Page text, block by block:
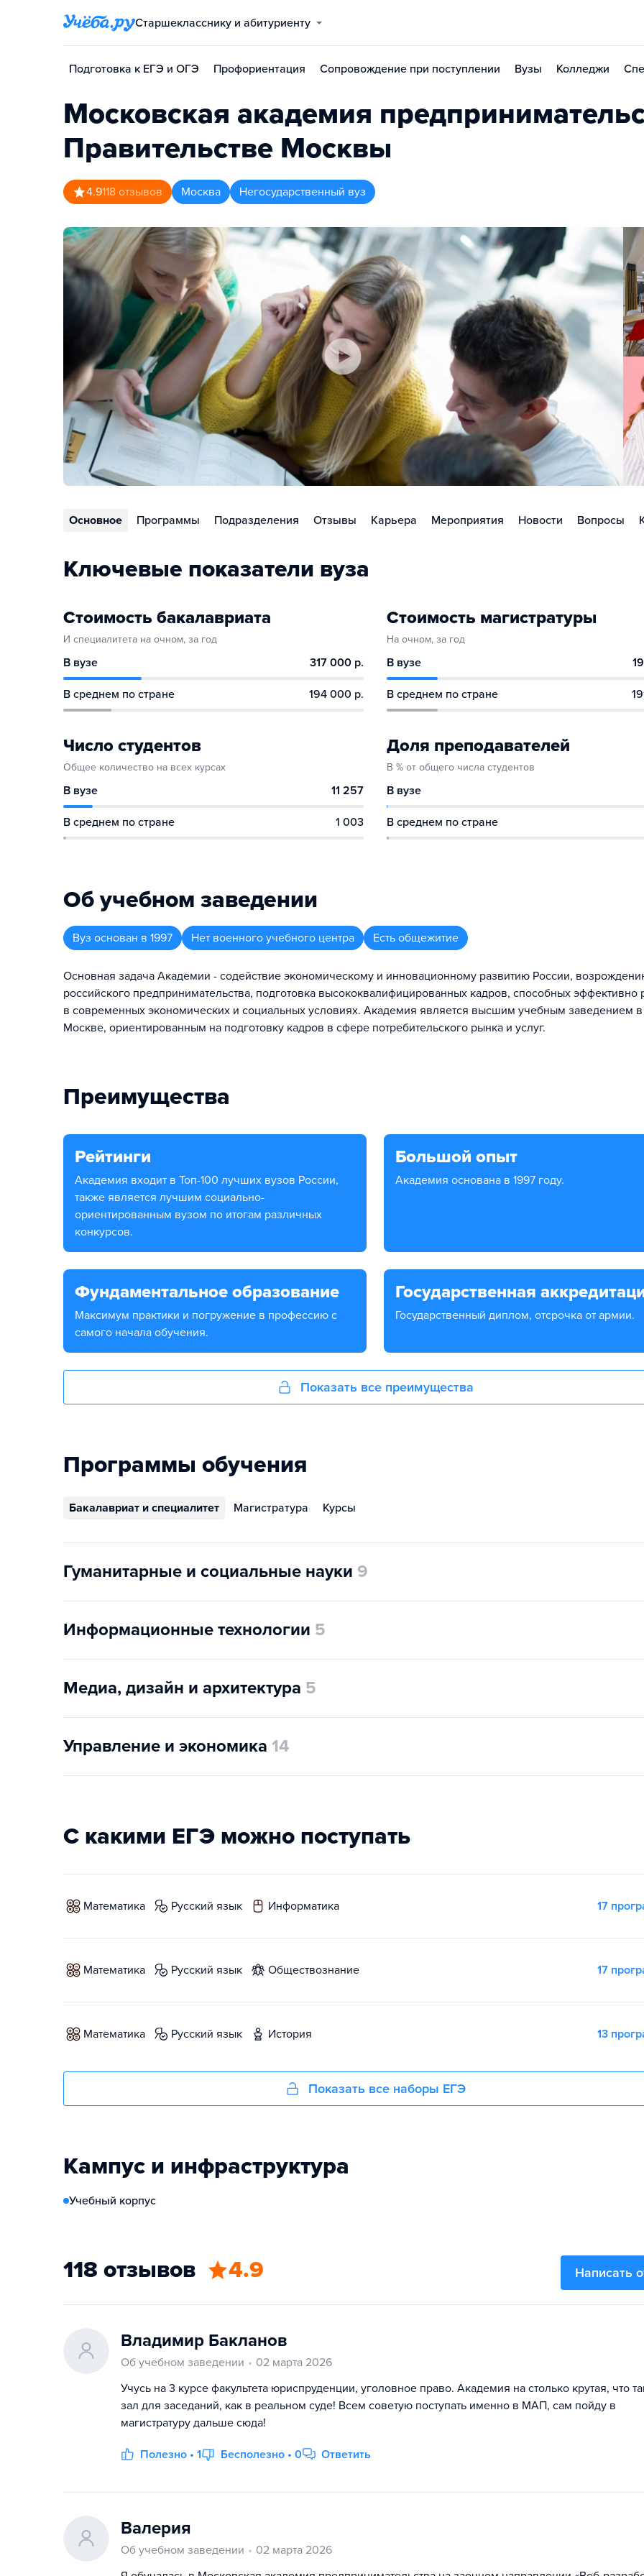
Старшекласснику и абитуриенту
Подготовка к ЕГЭ и ОГЭ Профориентация Сопровождение при поступлении Вузы Колледжи
Московская академия
Правительстве Москвы
4.9118 отзывов Москва Негосударственный вуз
Основное Программы Подразделения Отзывы Карьера Мероприятия Новости Вопросы
Ключевые показатели вуза
Стоимость бакалавриата
И специалитета на очном, за год
В вузе 317 000 р.
В среднем по стране 194 000 р.
Стоимость магистратуры
На очном, за год
В вузе
В среднем по стране
Число студентов
Общее количество на всех курсах
В вузе 11 257
В среднем по стране 1 003
Доля преподавателей
В % от общего числа студентов
В вузе
В среднем по стране
Об учебном заведении
Вуз основан в 1997 Нет военного учебного центра Есть общежитие
Основная задача Академии - содействие экономическому и инновационному развитию России,
российского предпринимательства, подготовка высококвалифицированных кадров, способных эффективно
в современных экономических и социальных условиях. Академия является высшим учебным заведением в
Москве, ориентированным на подготовку кадров в сфере потребительского рынка и услуг.
Преимущества
Рейтинги
Академия входит в Топ-100 лучших вузов России,
также является лучшим социально-
ориентированным вузом по итогам различных
конкурсов.
Большой опыт
Академия основана в 1997 году.
Фундаментальное образование
Максимум практики и погружение в профессию с
самого начала обучения.
Государственная
Государственный диплом, отсрочка от армии.
Показать все преимущества
Программы обучения
Бакалавриат и специалитет Магистратура Курсы
Гуманитарные и социальные науки 9
Информационные технологии 5
Медиа, дизайн и архитектура 5
Управление и экономика 14
С какими ЕГЭ можно поступать
математика русский язык информатика 17
математика русский язык обществознание 17
математика русский язык история 13
Показать все наборы ЕГЭ
Кампус и инфраструктура
Учебный корпус
118 отзывов 4.9 Написать
Владимир Бакланов
Об учебном заведении
02 марта 2026
Учусь на 3 курсе факультета юриспруденции, уголовное право. Академия на столько крутая, что
зал для заседаний, как в реальном суде! Всем советую поступать именно в МАП, сам пойду в
магистратуру дальше сюда!
Полезно • 1 Бесполезно • 0 Ответить
Валерия
Об учебном заведении
02 марта 2026